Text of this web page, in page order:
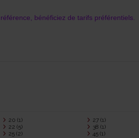
bénéficiez de tarifs préférentiels.
20 (1)
22 (5)
25 (2)
27 (1)
38 (1)
45 (1)